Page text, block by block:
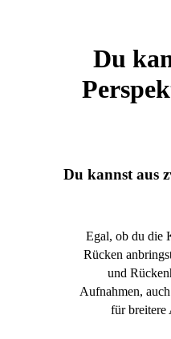
Du
Du kannst aus
Egal, ob du die
Rücken
und
Aufnahmen,
für breitere